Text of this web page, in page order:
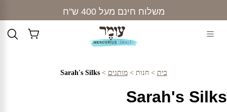
content
משלוח חינם מעל 400 ש"ח
בית >חנות >מותגים >
Sarah's Silks
Sarah's Silks